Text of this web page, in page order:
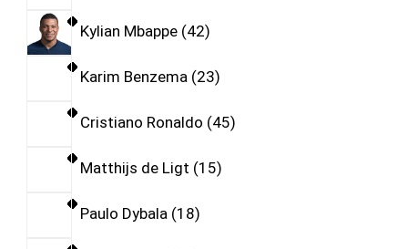
Kylian Mbappe 42
Karim Benzema 23
Cristiano Ronaldo 45
Matthijs de Ligt 15
Paulo Dybala 18